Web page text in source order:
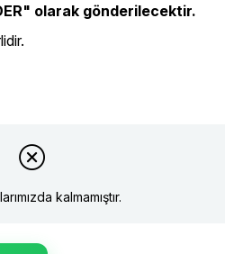
olarak gönderilecektir.
kalmamıştır.